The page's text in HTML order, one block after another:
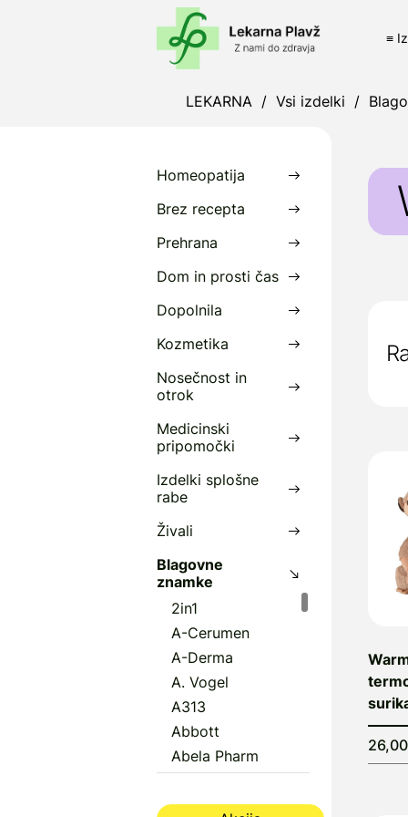
≡
LEKARNA / Vsi izdelki /
Homeopatija
Brez recepta
Prehrana
Dom in prosti čas
Dopolnila
Kozmetika
Nosečnost in
otrok
Medicinski
pripomočki
Izdelki splošne
rabe
Živali
Blagovne
znamke
2in1
A-Cerumen
A-Derma
A. Vogel
A313
Abbott
Abela Pharm
Aboca